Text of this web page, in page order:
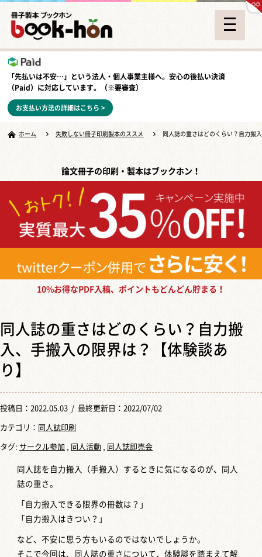
「先払いは不安…」という法人・個人事業主様へ。安心の後払い決済
（Paid） に対応しています。（※要審査）
お支払い方法の詳細はこちら >
ホーム 失敗しない冊子印刷製本のススメ 同人誌の重さはどのくらい？自力搬
論文冊子の印刷・製本はブックホン！
10%お得なPDF入稿、ポイントもどんどん貯まる！
同人誌の重さはどのくらい？自力搬
入、手搬入の限界は？【体験談あ
り】
投稿日： 2022.05.03 / 最終更新日：2022/07/02
カテゴリ： 同人誌印刷
タグ: サークル参加 同人活動 同人誌即売会
同人誌を自力搬入（手搬入）するときに気になるのが、同人
誌の重さ。
「自力搬入できる限界の冊数は？」
「自力搬入はきつい？」
など、不安に思う方もいるのではないでしょうか。
そこで今回は、同人誌の重さについて、体験談を踏まえて解